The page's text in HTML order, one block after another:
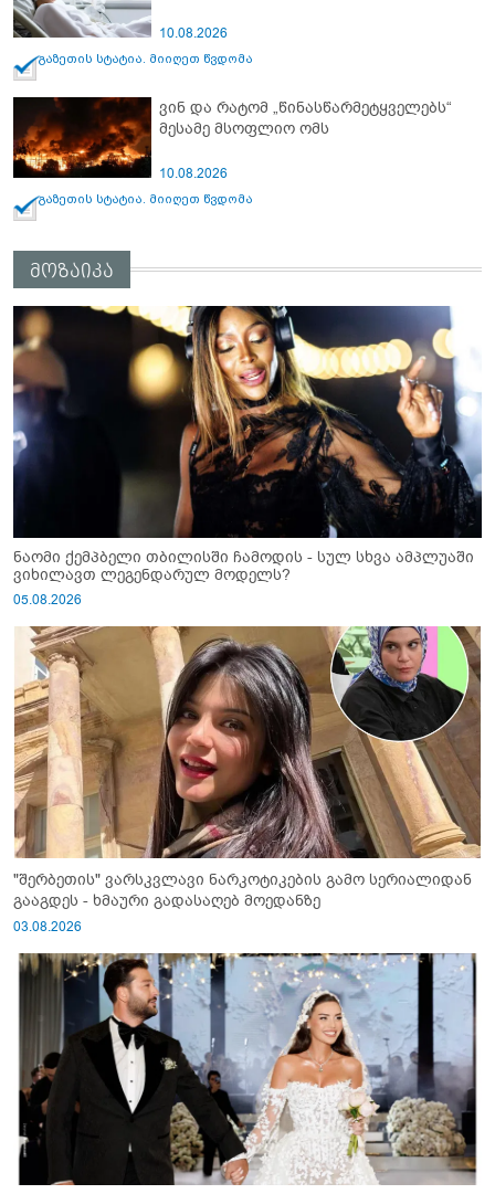
10.08.2026
გაზეთის სტატია. მიიღეთ წვდომა
ვინ და რატომ „წინასწარმეტყველებს“
მესამე მსოფლიო ომს
10.08.2026
გაზეთის სტატია. მიიღეთ წვდომა
მოზაიკა
ნაომი ქემპბელი თბილისში ჩამოდის - სულ სხვა ამპლუაში
ვიხილავთ ლეგენდარულ მოდელს?
05.08.2026
"შერბეთის" ვარსკვლავი ნარკოტიკების გამო სერიალიდან
გააგდეს - ხმაური გადასაღებ მოედანზე
03.08.2026